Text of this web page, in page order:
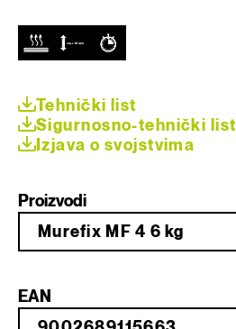
Tehnički list
Sigurnosno-tehnički list
Izjava o svojstvima
Proizvodi
Murefix MF 4 6 kg
EAN